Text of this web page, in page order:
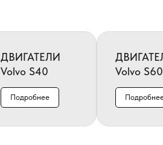
ДВИГАТЕЛИ
Volvo S40
Подробнее
Volvo S60